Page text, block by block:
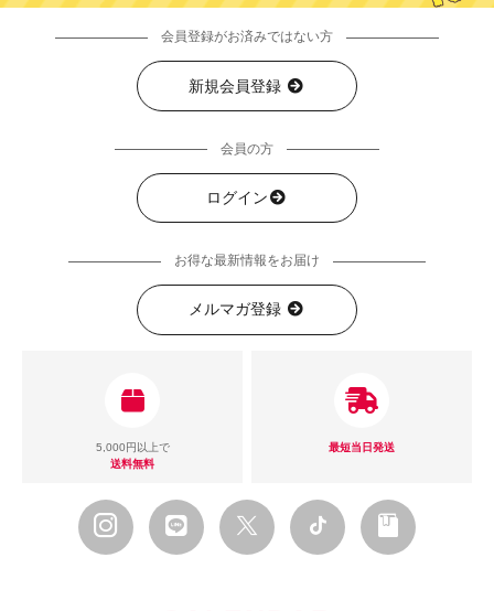
会員登録がお済みではない方
新規会員登録
会員の方
ログイン
お得な最新情報をお届け
メルマガ登録
5,000円以上で
送料無料
最短当日発送